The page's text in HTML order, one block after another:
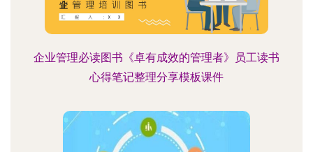
企业管理必读图书《卓有成效的管理者》员工读书
心得笔记整理分享模板课件